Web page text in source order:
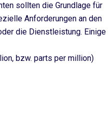
sollten die Grundlage für
Anforderungen an den
die Dienstleistung. Einige
bzw. parts per million)